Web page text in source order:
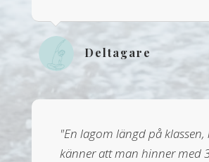
Deltagare
"En lagom längd på klassen,
känner att man hinner med